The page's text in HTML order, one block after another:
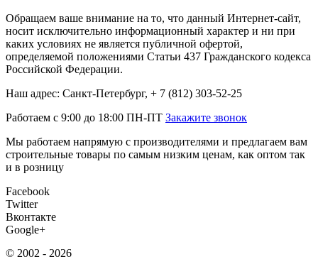
Обращаем ваше внимание на то, что данный Интернет-сайт,
носит исключительно информационный характер и ни при
каких условиях не является публичной офертой,
определяемой положениями Статьи 437 Гражданского кодекса
Российской Федерации.
Наш адрес: Санкт-Петербург, + 7 (812) 303-52-25
Работаем с 9:00 до 18:00 ПН-ПТ Закажите звонок
Мы работаем напрямую с производителями и предлагаем вам
строительные товары по самым низким ценам, как оптом так
и в розницу
Facebook
Twitter
Вконтакте
Google+
© 2002 - 2026